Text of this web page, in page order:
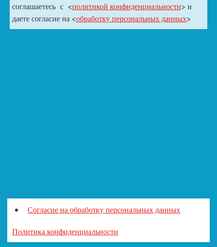
соглашаетесь с <политикой конфиденциальности> и
даете согласие на <обработку персональных данных>
Согласие на обработку персональных данных
Политика конфиденциальности